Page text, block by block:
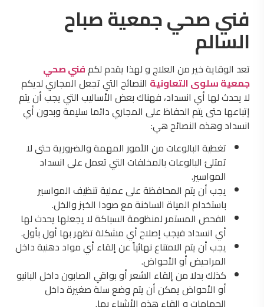
فني صحي جمعية صباح
السالم
تعد الوقاية خير من العلاج و لهذا يقدم لكمفني صحي
جمعية سلوى التعاونيةالنصائح التي تجعل المجاري لديكم
لا يحدث لها أي انسداد، فهناك بعض الأساليب التي يجب أن يتم
إتباعها حتى يتم الحفاظ على المجاري دائما سليمة وبدون أي
انسداد وهذه النصائح هي:
تغطية البالوعات من الأمور المهمة والضرورية حتى لا
تمتلئ البالوعات بالمخلفات التي تعمل على انسداد
المواسير.
يجب أن يتم المحافظة على عملية تنظيف المواسير
باستخدام المياة الساخنة مع صودا الخبز والخل.
الفحص المستمر لمنظومة السباكة لا يجعلها يحدث لها
أي انسداد فيجب إصلاح أي مشكلة تظهر بها أول بأول.
يجب أن يتم الامتناع نهائياً عن إلقاء أي مواد دهنية داخل
المراحيض أو الأحواض.
كذلك بدلا من إلقاء الشعر أو بواقي الصابون داخل البانيو
أو الأحواض يمكن أن يتم وضع سلة صغيرة داخل